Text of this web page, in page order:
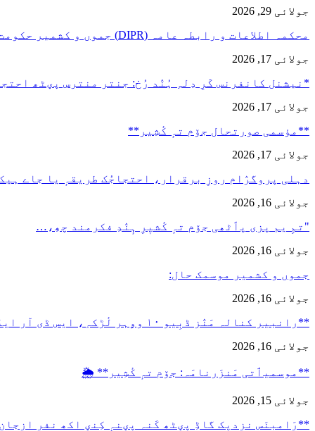
جولائی 29, 2026
محکمہ اطلاعات و رابطہ عامہ (DIPR) جموں و کشمیر حکومت طرفہ…
جولائی 17, 2026
*نیشنل کانفرنس کَرِ دِلہِ ہُنٛد رُخ: جنتر منترس پؠٹھ
جولائی 17, 2026
**مؤسمی صورتحال جۆم تہٕ کٔشِیر**
جولائی 17, 2026
دہلی پروگرٛام روزِ برقرار، احتجاجُک طریقہٕ یا جاے
جولائی 16, 2026
"تمِ یم پزی پٲٹھی جۆم تہٕ کٔشیٖرِ ہٕنٛدِ فکرمند چھِ،…
جولائی 16, 2026
جموں و کشمیر موسمک حال:
جولائی 16, 2026
**رانبیر کنالہ مَنٛز ڈبِیو ۱۰ وۄہر لٔڑکہِ، ایس ڈی آر ایفَن…
جولائی 16, 2026
**موسمیٲتی مَنزَرنامَہ: جۆم تہٕ کٔشِیر** 🌦️
جولائی 15, 2026
**رَامبنَس نزدیٖک گاڈِ پؠٹھ کَنہ پؠنہٕ کِنؠ اکھ نفر